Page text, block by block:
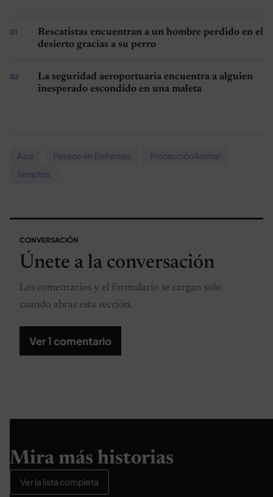
Rescatistas encuentran a un hombre perdido en el
desierto gracias a su perro
La seguridad aeroportuaria encuentra a alguien
inesperado escondido en una maleta
Asia Paseos en Elefantes
ProtecciónAnimal
Templos
CONVERSACIÓN
Únete a la conversación
Los comentarios y el formulario se cargan solo
cuando abras esta sección.
Ver 1 comentario
Mira más historias
Ver la lista completa